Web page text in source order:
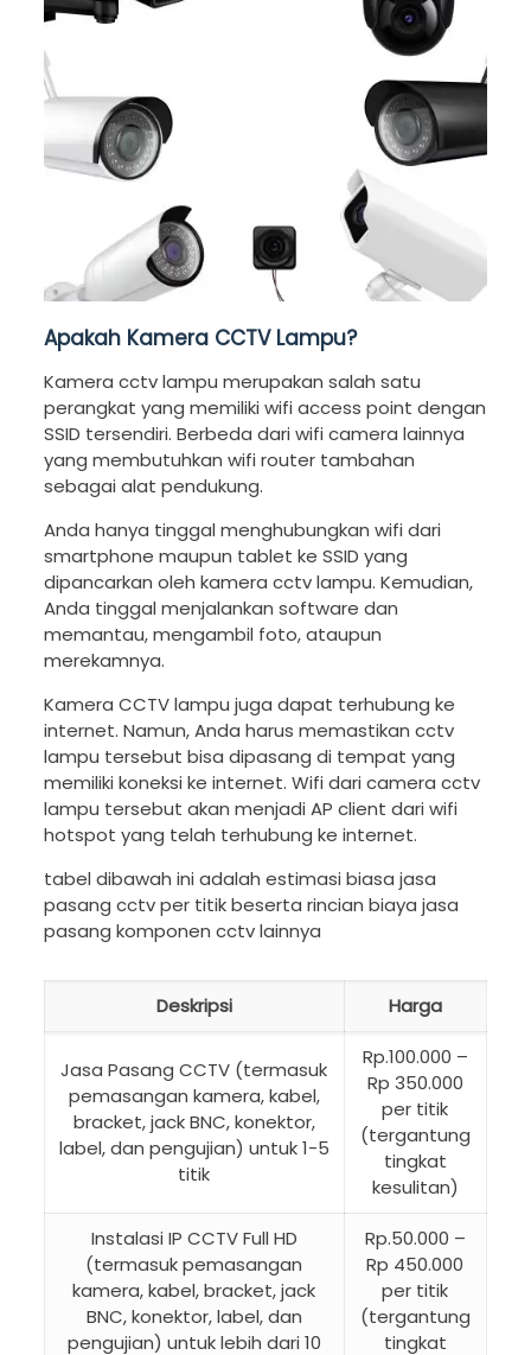
Apakah Kamera CCTV Lampu?
Kamera cctv lampu merupakan salah satu
perangkat yang memiliki wifi access point dengan
SSID tersendiri. Berbeda dari wifi camera lainnya
yang membutuhkan wifi router tambahan
sebagai alat pendukung.
Anda hanya tinggal menghubungkan wifi dari
smartphone maupun tablet ke SSID yang
dipancarkan oleh kamera cctv lampu. Kemudian,
Anda tinggal menjalankan software dan
memantau, mengambil foto, ataupun
merekamnya.
Kamera CCTV lampu juga dapat terhubung ke
internet. Namun, Anda harus memastikan cctv
lampu tersebut bisa dipasang di tempat yang
memiliki koneksi ke internet. Wifi dari camera cctv
lampu tersebut akan menjadi AP client dari wifi
hotspot yang telah terhubung ke internet.
tabel dibawah ini adalah estimasi biasa jasa
pasang cctv per titik beserta rincian biaya jasa
pasang komponen cctv lainnya
Deskripsi Harga
Jasa Pasang CCTV (termasuk
pemasangan kamera, kabel,
bracket, jack BNC, konektor,
label, dan pengujian) untuk 1-5
titik
Rp.100.000 –
Rp 350.000
per titik
(tergantung
tingkat
kesulitan)
Instalasi IP CCTV Full HD
(termasuk pemasangan
kamera, kabel, bracket, jack
BNC, konektor, label, dan
pengujian) untuk lebih dari 10
Rp.50.000 –
Rp 450.000
per titik
(tergantung
tingkat